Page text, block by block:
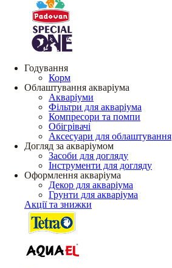
Годування
Корм
Облаштування акваріума
Акваріуми
Фільтри для акваріума
Компресори та помпи
Обігрівачі
Аксесуари для облаштування
Догляд за акваріумом
Засоби для догляду
Інструменти для догляду
Оформлення акваріума
Декор для акваріума
Грунти для акваріума
Акції та знижки